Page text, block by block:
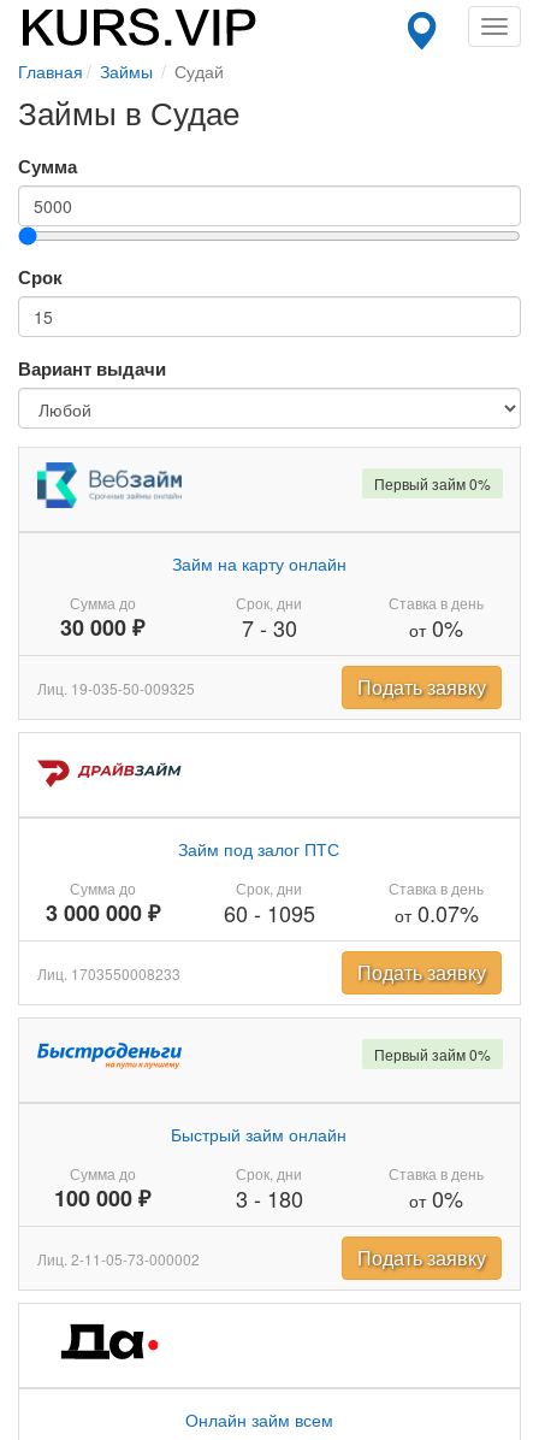
Главная Займы Судай
Займы в Судае
Сумма
Срок
Вариант выдачи
Сумма до
30 000 ₽
Займ на карту онлайн
Срок, дни
7- 30
Ставка в день
от0%
Первый займ 0%
Лиц. 19-035-50-009325 Подать заявку
Сумма до
3 000 000 ₽
Займ под залог ПТС
Срок, дни
60 - 1095
Ставка в день
от0.07%
Лиц. 1703550008233 Подать заявку
Сумма до
100 000 ₽
Быстрый займ онлайн
Срок, дни
3 - 180
Ставка в день
от0%
Первый займ 0%
Лиц. 2-11-05-73-000002 Подать заявку
Онлайн займ всем